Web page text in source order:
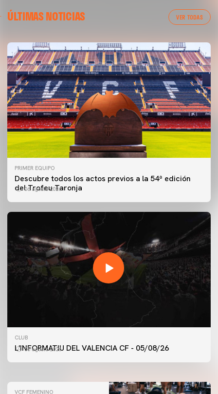
ÚLTIMAS NOTICIAS VER TODAS
PRIMER EQUIPO
Descubre todos los actos previos a la 54ª edición
del Trofeu Taronja
06 agosto 2026
CLUB
L'INFORMATIU DEL VALENCIA CF - 05/08/26
05 agosto 2026
PRIMER EQUIPO
ENTRENAMIENTO MATINAL DEL VALENCIA CF
5/8/2026
VCF FEMENINO